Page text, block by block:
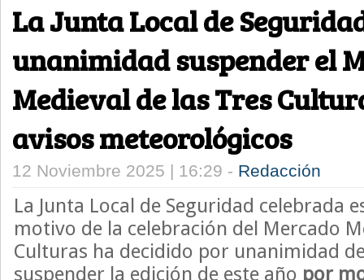
La Junta Local de
unanimidad suspender el
Medieval de las Tres
avisos meteorológicos
12 Noviembre 2025 | 16:29 - Redacción
La Junta Local de Seguridad celebrada
motivo de la celebración del Mercado
Culturas ha decidido por unanimidad
suspender la edición de este año por